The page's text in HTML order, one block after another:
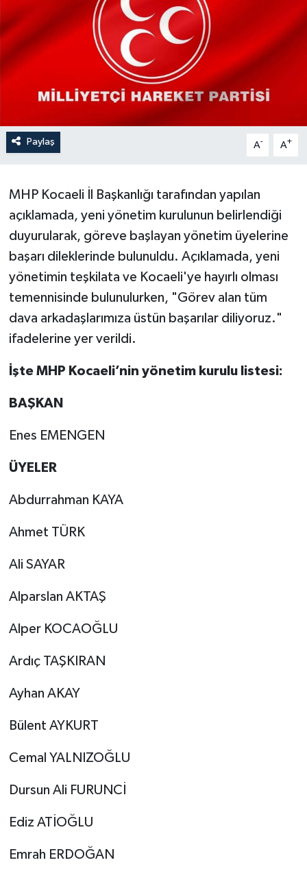
Paylaş A- A+
MHP Kocaeli İl Başkanlığı tarafından yapılan
açıklamada, yeni yönetim kurulunun belirlendiği
duyurularak, göreve başlayan yönetim üyelerine
başarı dileklerinde bulunuldu. Açıklamada, yeni
yönetimin teşkilata ve Kocaeli'ye hayırlı olması
temennisinde bulunulurken, "Görev alan tüm
dava arkadaşlarımıza üstün başarılar diliyoruz."
ifadelerine yer verildi.
İşte MHP Kocaeli’nin yönetim kurulu listesi:
BAŞKAN
Enes EMENGEN
ÜYELER
Abdurrahman KAYA
Ahmet TÜRK
Ali SAYAR
Alparslan AKTAŞ
Alper KOCAOĞLU
Ardıç TAŞKIRAN
Ayhan AKAY
Bülent AYKURT
Cemal YALNIZOĞLU
Dursun Ali FURUNCİ
Ediz ATİOĞLU
Emrah ERDOĞAN